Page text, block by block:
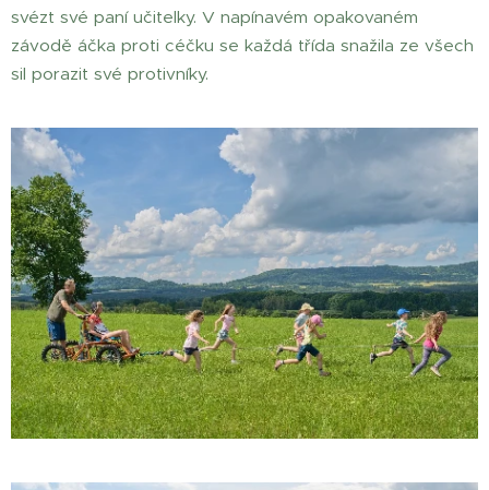
svézt své paní učitelky. V napínavém opakovaném
závodě áčka proti céčku se každá třída snažila ze všech
sil porazit své protivníky.